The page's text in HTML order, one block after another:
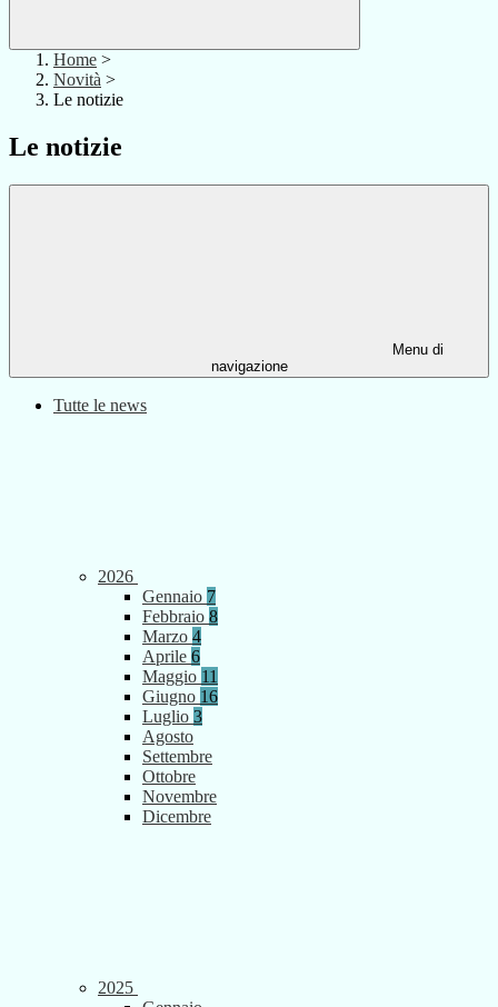
Home >
Novità >
Le notizie
Le notizie
Menu di
navigazione
Tutte le news
2026
Gennaio 7
Febbraio 8
Marzo 4
Aprile 6
Maggio 11
Giugno 16
Luglio 3
Agosto
Settembre
Ottobre
Novembre
Dicembre
2025